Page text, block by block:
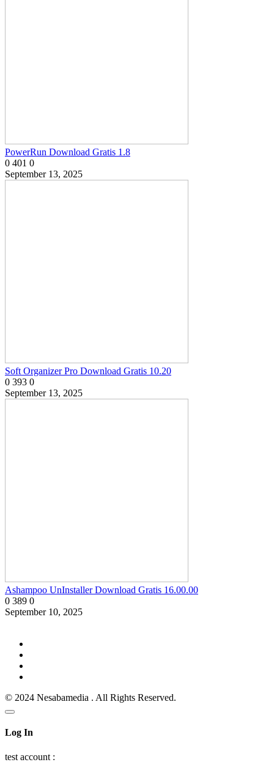
PowerRun Download Gratis 1.8
0 401 0
September 13, 2025
Soft Organizer Pro Download Gratis 10.20
0 393 0
September 13, 2025
Ashampoo UnInstaller Download Gratis 16.00.00
0 389 0
September 10, 2025
© 2024 Nesabamedia . All Rights Reserved.
Log In
test account :